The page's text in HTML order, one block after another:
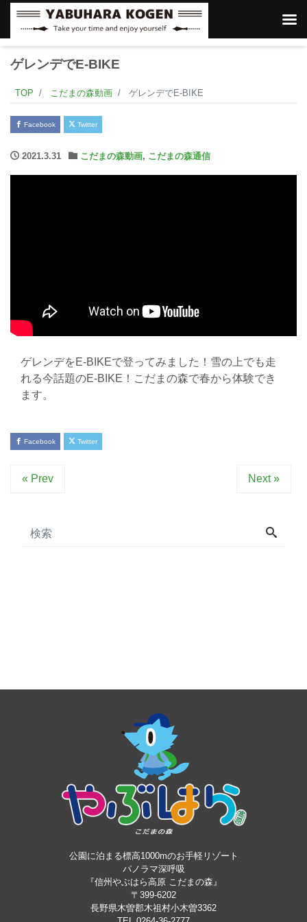
ゲレンデでE-BIKE
TOP こだまの森動画 ゲレンデでE-BIKE
Facebook Twitter
2021.3.31 こだまの森動画, こだまの森通信
ゲレンデをE-BIKEで登ってみました！雪の上でも走
れる今話題のE-BIKE！こだまの森で春から体験でき
ます。
Facebook Twitter
« Prev Next »
公園に泊まる標高1000mのお手軽リゾート
パノラマ深呼吸
『信州やぶはら高原 こだまの森』
〒399-6202
長野県木曽郡木祖村小木曽3362